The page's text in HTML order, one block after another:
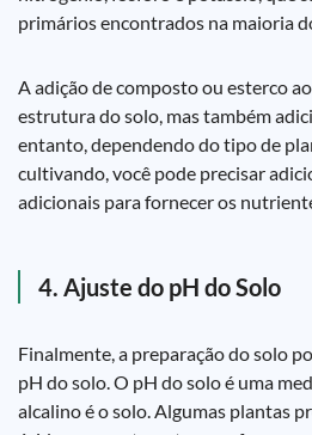
primários encontrados na maioria
A adição de composto ou esterco
estrutura do solo, mas também
entanto, dependendo do tipo de
cultivando, você pode precisar
adicionais para fornecer os
4. Ajuste do pH do Solo
Finalmente, a preparação do solo
pH do solo. O pH do solo é uma
alcalino é o solo. Algumas plantas